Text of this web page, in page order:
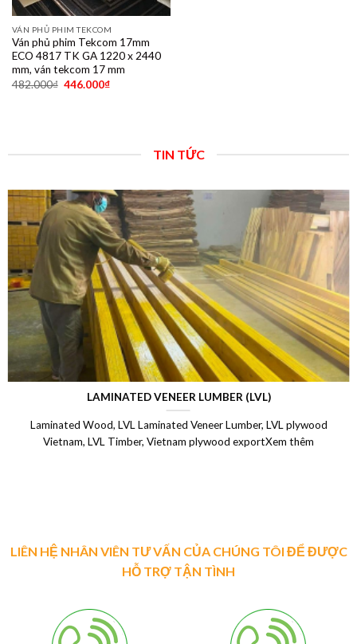
VÁN PHỦ PHIM TEKCOM
Ván phủ phim Tekcom 17mm
ECO 4817 TK GA 1220 x 2440
mm, ván tekcom 17 mm
482.000₫ 446.000₫
TIN TỨC
LAMINATED VENEER LUMBER (LVL)
Laminated Wood, LVL Laminated Veneer Lumber, LVL plywood
Vietnam, LVL Timber, Vietnam plywood exportXem thêm
LIÊN HỆ NHÂN VIÊN TƯ VẤN CỦA CHÚNG TÔI ĐỂ ĐƯỢC
HỖ TRỢ TẬN TÌNH